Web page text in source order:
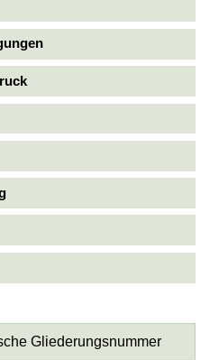
Gliederungsnummer